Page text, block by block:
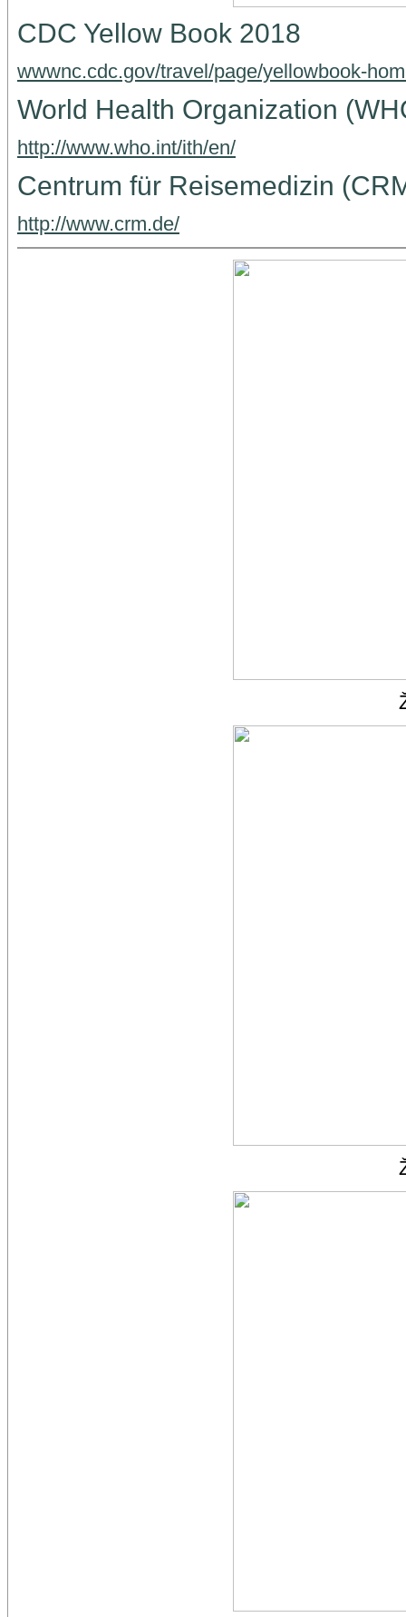
CDC Yellow Book 2018
wwwnc.cdc.gov/travel/page/yellowbook-
World Health Organization
http://www.who.int/ith/en/
Centrum für Reisemedizin
http://www.crm.de/